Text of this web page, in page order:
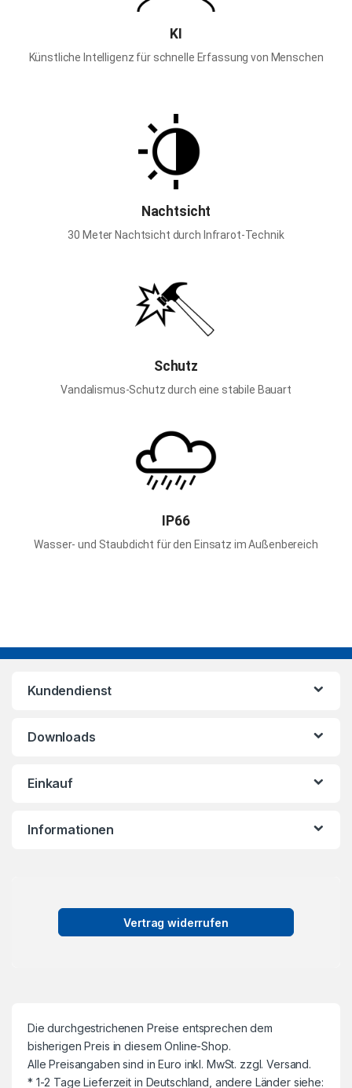
KI
Künstliche Intelligenz für schnelle Erfassung von Menschen
Nachtsicht
30 Meter Nachtsicht durch Infrarot-Technik
Schutz
Vandalismus-Schutz durch eine stabile Bauart
IP66
Wasser- und Staubdicht für den Einsatz im Außenbereich
Kundendienst
Downloads
Einkauf
Informationen
Vertrag widerrufen
Die durchgestrichenen Preise entsprechen dem
bisherigen Preis in diesem Online-Shop.
Alle Preisangaben sind in Euro inkl. MwSt. zzgl. Versand.
* 1-2 Tage Lieferzeit in Deutschland, andere Länder siehe: